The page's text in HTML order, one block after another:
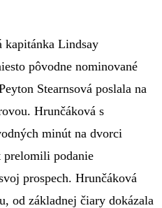
kapitánka Lindsay
pôvodne nominované
Stearnsová poslala na
Hrunčáková s
minút na dvorci
prelomili podanie
prospech. Hrunčáková
od základnej čiary dokázala